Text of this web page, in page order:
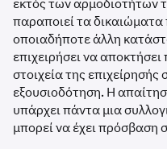
εκτός των αρμοδιοτήτων
παραποιεί τα δικαιώματα
οποιαδήποτε άλλη
επιχειρήσει να
στοιχεία της
εξουσιοδότηση. Η
υπάρχει πάντα μια
μπορεί να έχει πρόσβαση